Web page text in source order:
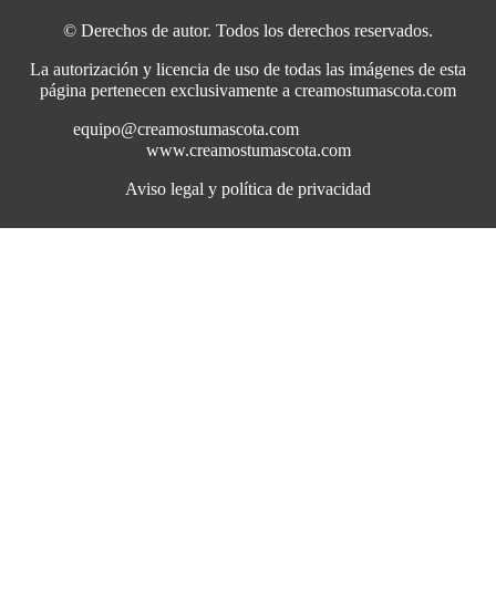
© Derechos de autor. Todos los derechos reservados.
La autorización y licencia de uso de todas las imágenes de esta
página pertenecen exclusivamente a creamostumascota.com
equipo@creamostumascota.com
www.creamostumascota.com
Aviso legal y política de privacidad